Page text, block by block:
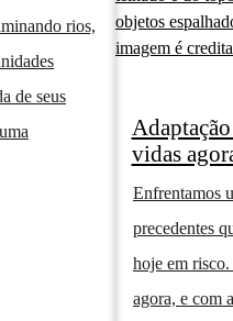
rios,
de seus
vidas
Enfrentamos
precedentes
hoje em
agora, e com